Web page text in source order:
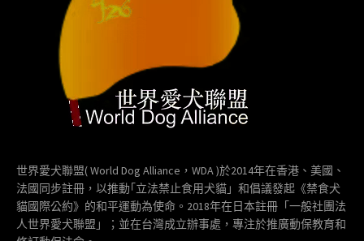
世界愛犬聯盟( World Dog Alliance，WDA )於2014年在香港、美國、
法國同步註冊，以推動｢立法禁止食用犬貓」和倡議發起《禁食犬
貓國際公約》的和平運動為使命。2018年在日本註冊「一般社團法
人世界愛犬聯盟」；並在台灣成立辦事處，專注於推廣動保教育和